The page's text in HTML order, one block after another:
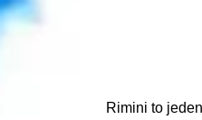
Rimini to